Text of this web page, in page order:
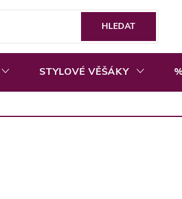
HLEDAT
STYLOVÉ VĚŠÁKY